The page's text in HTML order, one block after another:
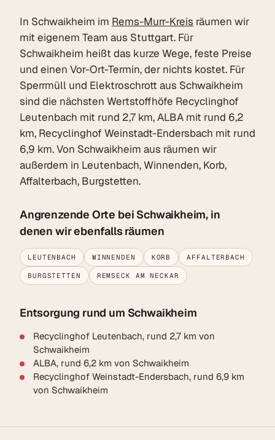
In Schwaikheim im Rems-Murr-Kreis räumen wir
mit eigenem Team aus Stuttgart. Für
Schwaikheim heißt das kurze Wege, feste Preise
und einen Vor-Ort-Termin, der nichts kostet. Für
Sperrmüll und Elektroschrott aus Schwaikheim
sind die nächsten Wertstoffhöfe Recyclinghof
Leutenbach mit rund 2,7 km, ALBA mit rund 6,2
km, Recyclinghof Weinstadt-Endersbach mit rund
6,9 km. Von Schwaikheim aus räumen wir
außerdem in Leutenbach, Winnenden, Korb,
Affalterbach, Burgstetten.
Angrenzende Orte bei Schwaikheim, in
denen wir ebenfalls räumen
LEUTENBACH WINNENDEN KORB AFFALTERBACH
BURGSTETTEN REMSECK AM NECKAR
Entsorgung rund um Schwaikheim
Recyclinghof Leutenbach, rund 2,7 km von
Schwaikheim
ALBA, rund 6,2 km von Schwaikheim
Recyclinghof Weinstadt-Endersbach, rund 6,9 km
von Schwaikheim